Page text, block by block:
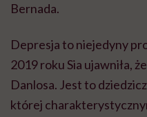
Bernada.
Depresja to niejedyny
2019 roku Sia ujawniła,
Danlosa. Jest to
której